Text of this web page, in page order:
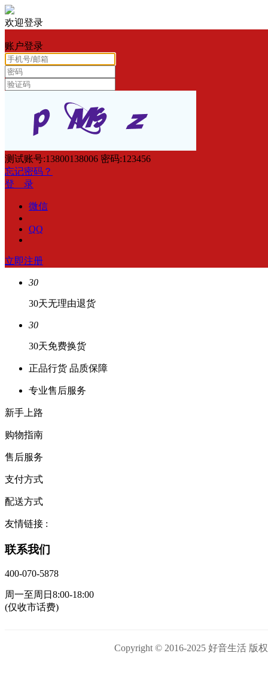
欢迎登录
账户登录
测试账号:13800138006 密码:123456
忘记密码？
登 录
微信
QQ
立即注册
30
30天无理由退货
30
30天免费换货
正品行货 品质保障
专业售后服务
新手上路
购物指南
售后服务
支付方式
配送方式
友情链接 :
联系我们
400-070-5878
周一至周日8:00-18:00
(仅收市话费)
Copyright © 2016-2025 好音生活 版